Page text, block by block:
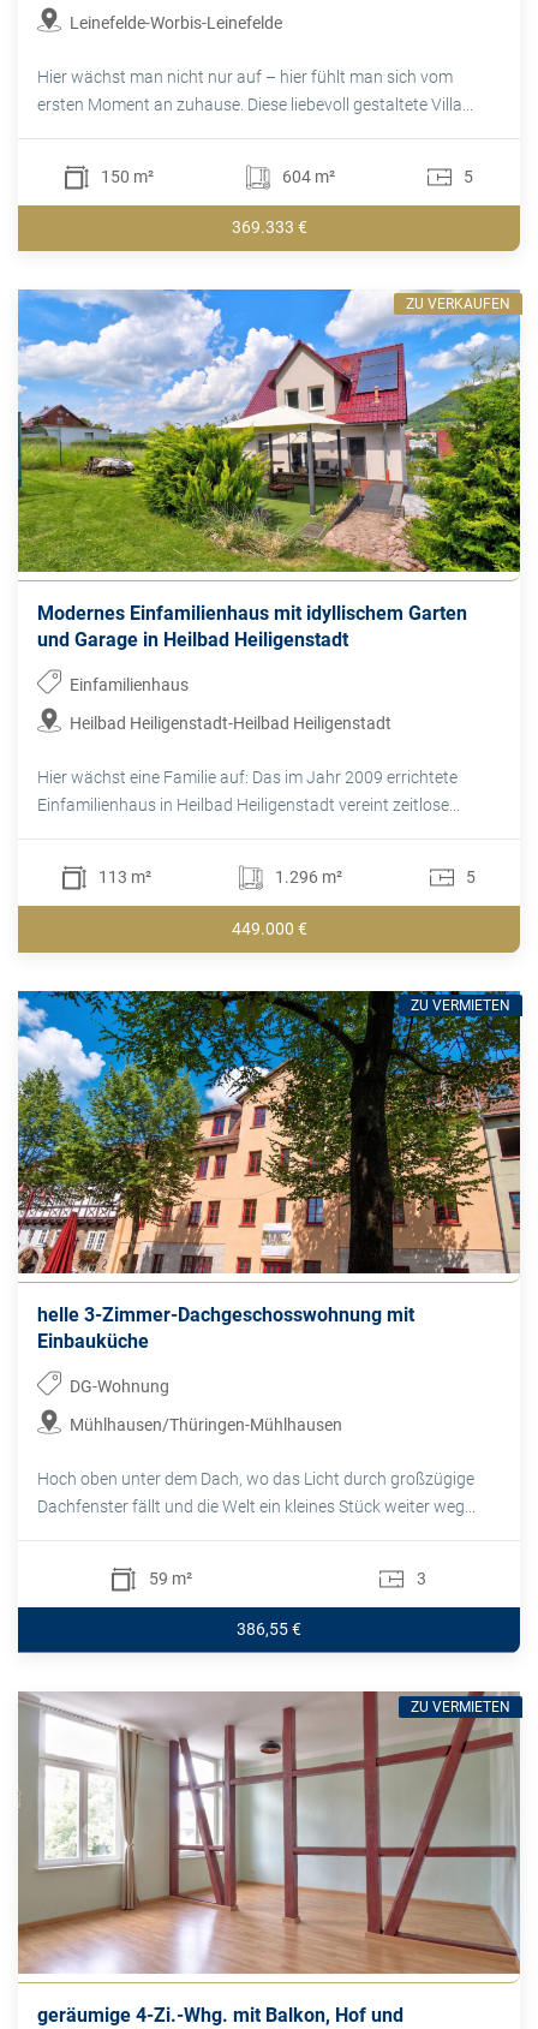
Leinefelde-Worbis-Leinefelde
Hier wächst man nicht nur auf – hier fühlt man sich vom
ersten Moment an zuhause. Diese liebevoll gestaltete Villa...
150 m² 604 m² 5
369.333 €
Modernes Einfamilienhaus mit idyllischem Garten
und Garage in Heilbad Heiligenstadt
Einfamilienhaus
Heilbad Heiligenstadt-Heilbad Heiligenstadt
Hier wächst eine Familie auf: Das im Jahr 2009 errichtete
Einfamilienhaus in Heilbad Heiligenstadt vereint zeitlose...
113 m² 1.296 m² 5
449.000 €
ZU VERKAUFEN
helle 3-Zimmer-Dachgeschosswohnung mit
Einbauküche
DG-Wohnung
Mühlhausen/Thüringen-Mühlhausen
Hoch oben unter dem Dach, wo das Licht durch großzügige
Dachfenster fällt und die Welt ein kleines Stück weiter weg...
59 m² 3
386,55 €
ZU VERMIETEN
geräumige 4-Zi.-Whg. mit Balkon, Hof und
ZU VERMIETEN